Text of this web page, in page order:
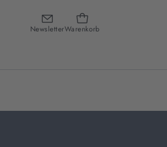
NewsletterWarenkorb